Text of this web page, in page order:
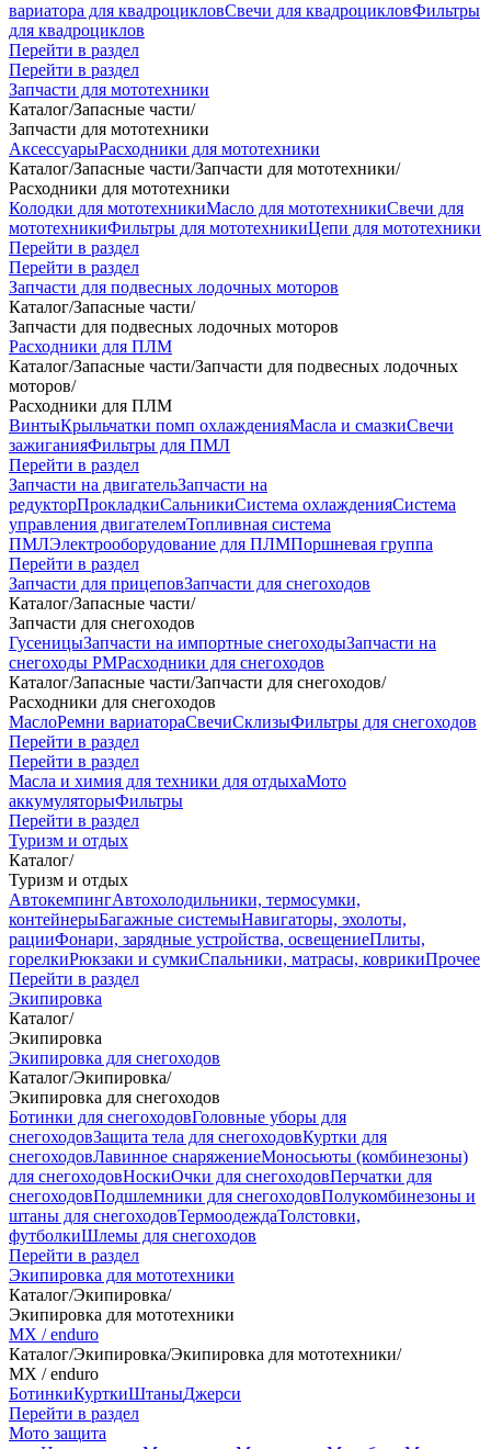
вариатора для квадроцикловСвечи для квадроцикловФильтры
для квадроциклов
Перейти в раздел
Перейти в раздел
Запчасти для мототехники
Каталог/Запасные части/
Запчасти для мототехники
АксессуарыРасходники для мототехники
Каталог/Запасные части/Запчасти для мототехники/
Расходники для мототехники
Колодки для мототехникиМасло для мототехникиСвечи для
мототехникиФильтры для мототехникиЦепи для мототехники
Перейти в раздел
Перейти в раздел
Запчасти для подвесных лодочных моторов
Каталог/Запасные части/
Запчасти для подвесных лодочных моторов
Расходники для ПЛМ
Каталог/Запасные части/Запчасти для подвесных лодочных
моторов/
Расходники для ПЛМ
ВинтыКрыльчатки помп охлажденияМасла и смазкиСвечи
зажиганияФильтры для ПМЛ
Перейти в раздел
Запчасти на двигательЗапчасти на
редукторПрокладкиСальникиСистема охлажденияСистема
управления двигателемТопливная система
ПМЛЭлектрооборудование для ПЛМПоршневая группа
Перейти в раздел
Запчасти для прицеповЗапчасти для снегоходов
Каталог/Запасные части/
Запчасти для снегоходов
ГусеницыЗапчасти на импортные снегоходыЗапчасти на
снегоходы РМРасходники для снегоходов
Каталог/Запасные части/Запчасти для снегоходов/
Расходники для снегоходов
МаслоРемни вариатораСвечиСклизыФильтры для снегоходов
Перейти в раздел
Перейти в раздел
Масла и химия для техники для отдыхаМото
аккумуляторыФильтры
Перейти в раздел
Туризм и отдых
Каталог/
Туризм и отдых
АвтокемпингАвтохолодильники, термосумки,
контейнерыБагажные системыНавигаторы, эхолоты,
рацииФонари, зарядные устройства, освещениеПлиты,
горелкиРюкзаки и сумкиСпальники, матрасы, коврикиПрочее
Перейти в раздел
Экипировка
Каталог/
Экипировка
Экипировка для снегоходов
Каталог/Экипировка/
Экипировка для снегоходов
Ботинки для снегоходовГоловные уборы для
снегоходовЗащита тела для снегоходовКуртки для
снегоходовЛавинное снаряжениеМоносьюты (комбинезоны)
для снегоходовНоскиОчки для снегоходовПерчатки для
снегоходовПодшлемники для снегоходовПолукомбинезоны и
штаны для снегоходовТермоодеждаТолстовки,
футболкиШлемы для снегоходов
Перейти в раздел
Экипировка для мототехники
Каталог/Экипировка/
Экипировка для мототехники
MX / enduro
Каталог/Экипировка/Экипировка для мототехники/
MX / enduro
БотинкиКурткиШтаныДжерси
Перейти в раздел
Мото защита